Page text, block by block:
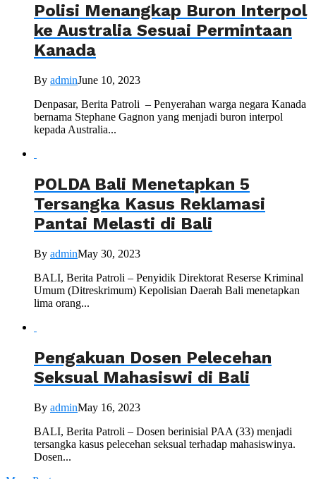
Polisi Menangkap Buron Interpol
ke Australia Sesuai Permintaan
Kanada
By adminJune 10, 2023
Denpasar, Berita Patroli – Penyerahan warga negara Kanada
bernama Stephane Gagnon yang menjadi buron interpol
kepada Australia...
POLDA Bali Menetapkan 5
Tersangka Kasus Reklamasi
Pantai Melasti di Bali
By adminMay 30, 2023
BALI, Berita Patroli – Penyidik Direktorat Reserse Kriminal
Umum (Ditreskrimum) Kepolisian Daerah Bali menetapkan
lima orang...
Pengakuan Dosen Pelecehan
Seksual Mahasiswi di Bali
By adminMay 16, 2023
BALI, Berita Patroli – Dosen berinisial PAA (33) menjadi
tersangka kasus pelecehan seksual terhadap mahasiswinya.
Dosen...